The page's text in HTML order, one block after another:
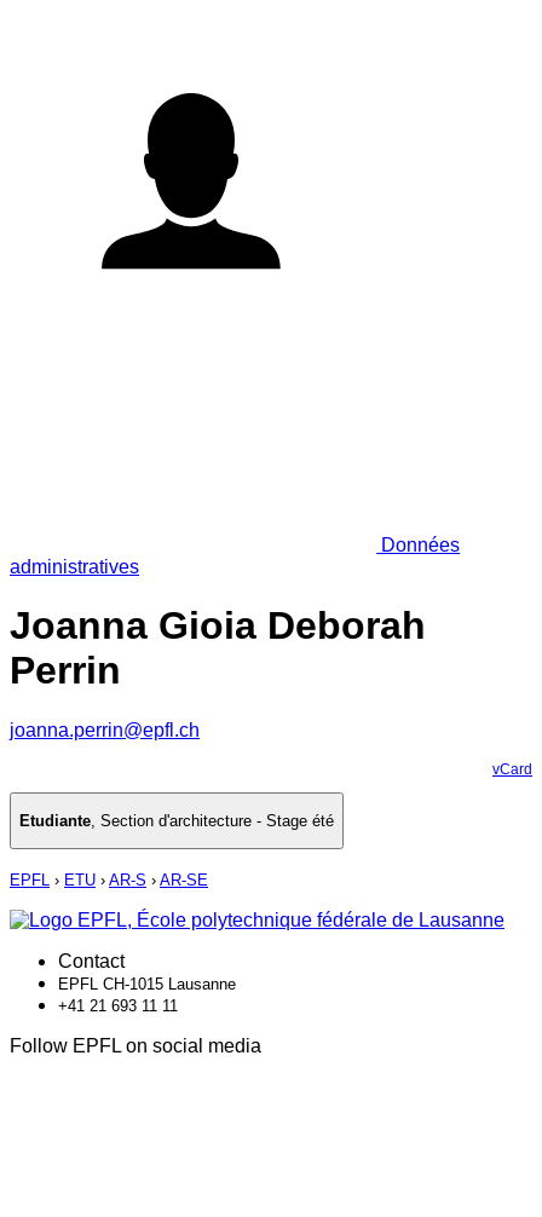
Données
administratives
Joanna Gioia Deborah
Perrin
joanna.perrin@epfl.ch
vCard
Etudiante, Section d'architecture - Stage été
EPFL › ETU › AR-S › AR-SE
Contact
EPFL CH-1015 Lausanne
+41 21 693 11 11
Follow EPFL on social media